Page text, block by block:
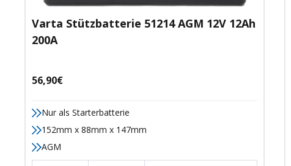
Varta Stützbatterie 51214 AGM 12V 12Ah
200A
Angebotspreis
56,90€
Nur als Starterbatterie
152mm x 88mm x 147mm
AGM